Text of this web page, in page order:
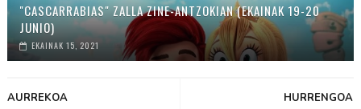
"CASCARRABIAS" ZALLA ZINE-ANTZOKIAN (EKAINAK 19-20
JUNIO)
EKAINAK 15, 2021
HURRENGOA
AURREKOA